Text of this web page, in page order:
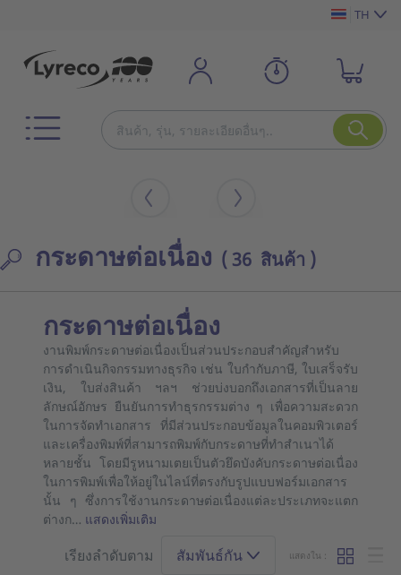
TH
กระดาษต่อเนื่อง ( 36 สินค้า )
กระดาษต่อเนื่อง
งานพิมพ์กระดาษต่อเนื่องเป็นส่วนประกอบสำคัญสำหรับ
การดำเนินกิจกรรมทางธุรกิจ เช่น ใบกำกับภาษี, ใบเสร็จรับ
เงิน, ใบส่งสินค้า ฯลฯ ช่วยบ่งบอกถึงเอกสารที่เป็นลาย
ลักษณ์อักษร ยืนยันการทำธุรกรรมต่าง ๆ เพื่อความสะดวก
ในการจัดทำเอกสาร ที่มีส่วนประกอบข้อมูลในคอมพิวเตอร์
และเครื่องพิมพ์ที่สามารถพิมพ์กับกระดาษที่ทำสำเนาได้
หลายชั้น โดยมีรูหนามเตยเป็นตัวยึดบังคับกระดาษต่อเนื่อง
ในการพิมพ์เพื่อให้อยู่ในไลน์ที่ตรงกับรูปแบบฟอร์มเอกสาร
นั้น ๆ ซึ่งการใช้งานกระดาษต่อเนื่องแต่ละประเภทจะแตก
ต่างก… แสดงเพิ่มเติม
เรียงลำดับตาม สัมพันธ์กัน แสดงใน :